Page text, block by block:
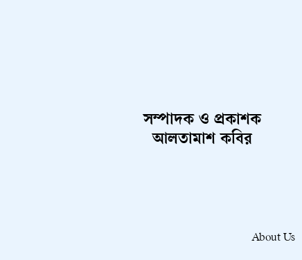
সম্পাদক ও প্রকাশক
আলতামাশ কবির
About Us